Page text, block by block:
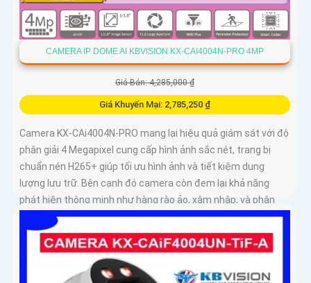
CAMERA IP DOME AI KBVISION KX-CAI4004N-PRO 4MP
Giá Bán: 4,285,000 ₫
Giá Khuyến Mại: 2,785,250 ₫
Camera KX-CAi4004N-PRO mang lại hiệu quả giám sát với độ
phân giải 4 Megapixel cung cấp hình ảnh sắc nét, trang bị
chuẩn nén H265+ giúp tối ưu hình ảnh và tiết kiệm dung
lượng lưu trữ. Bên cạnh đó camera còn đem lại khả năng
phát hiện thông minh như hàng rào ảo, xâm nhập, và phân
biệt người/xe (SMD Plus) bảo vệ an ninh hiệu quả